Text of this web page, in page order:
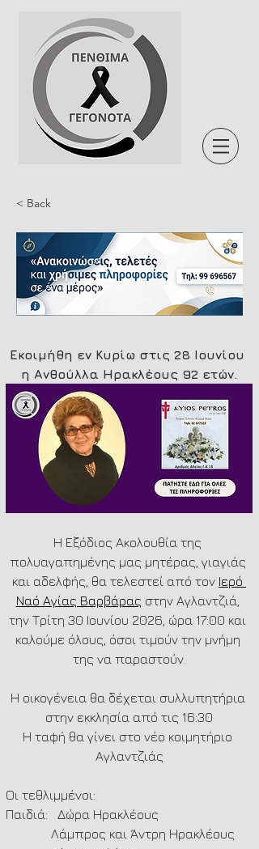
< Back
Εκοιμήθη εν Κυρίω στις 28 Ιουνίου
η Ανθούλλα Ηρακλέους 92 ετών.
Η Εξόδιος Ακολουθία της
πολυαγαπημένης μας μητέρας, γιαγιάς
και αδελφής, θα τελεστεί από τον Ιερό
Ναό Αγίας Βαρβάρας στην Αγλαντζιά,
την Τρίτη 30 Ιουνίου 2026, ώρα 17:00 και
καλούμε όλους, όσοι τιμούν την μνήμη
της να παραστούν.
Η οικογένεια θα δέχεται συλλυπητήρια
στην εκκλησία από τις 16:30
Η ταφή θα γίνει στο νέο κοιμητήριο
Αγλαντζιάς
Οι τεθλιμμένοι:
Παιδιά:   Δώρα Ηρακλέους
              Λάμπρος και Άντρη Ηρακλέους